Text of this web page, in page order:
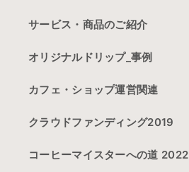
サービス・商品のご紹介
オリジナルドリップ_事例
カフェ・ショップ運営関連
クラウドファンディング2019
コーヒーマイスターへの道 2022